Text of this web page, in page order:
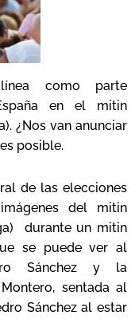
como parte
en el mitin
¿Nos van anunciar
posible.
de las elecciones
del mitin
durante un mitin
se puede ver al
Sánchez y la
sentada al
Sánchez al estar